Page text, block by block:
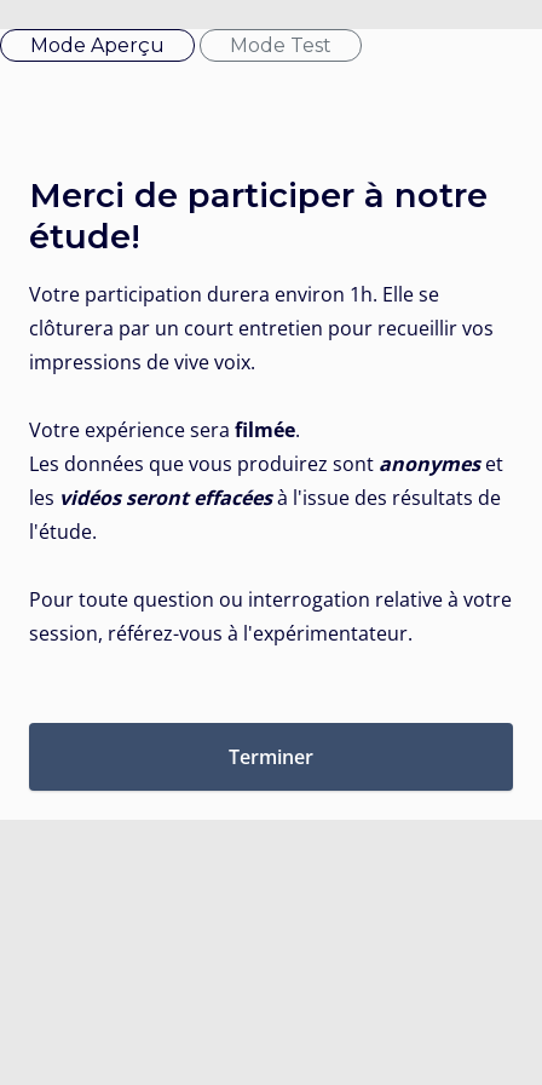
Mode Aperçu Mode Test
Merci de participer à notre
étude!
Votre participation durera environ 1h. Elle se
clôturera par un court entretien pour recueillir vos
impressions de vive voix.
Votre expérience sera filmée.
Les données que vous produirez sont anonymeset
les vidéos seront effacéesà l'issue des résultats de
l'étude.
Pour toute question ou interrogation relative à votre
session, référez-vous à l'expérimentateur.